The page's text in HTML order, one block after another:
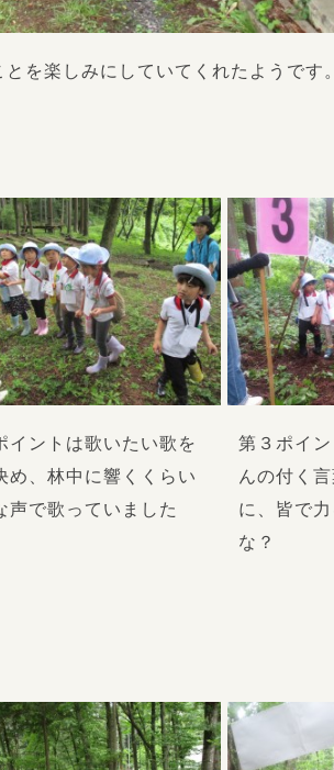
を楽しみにしていてくれたようです
イントは歌いたい歌を
め、林中に響くくらい
声で歌っていました
第３ポイ
んの付く
に、皆で
な？